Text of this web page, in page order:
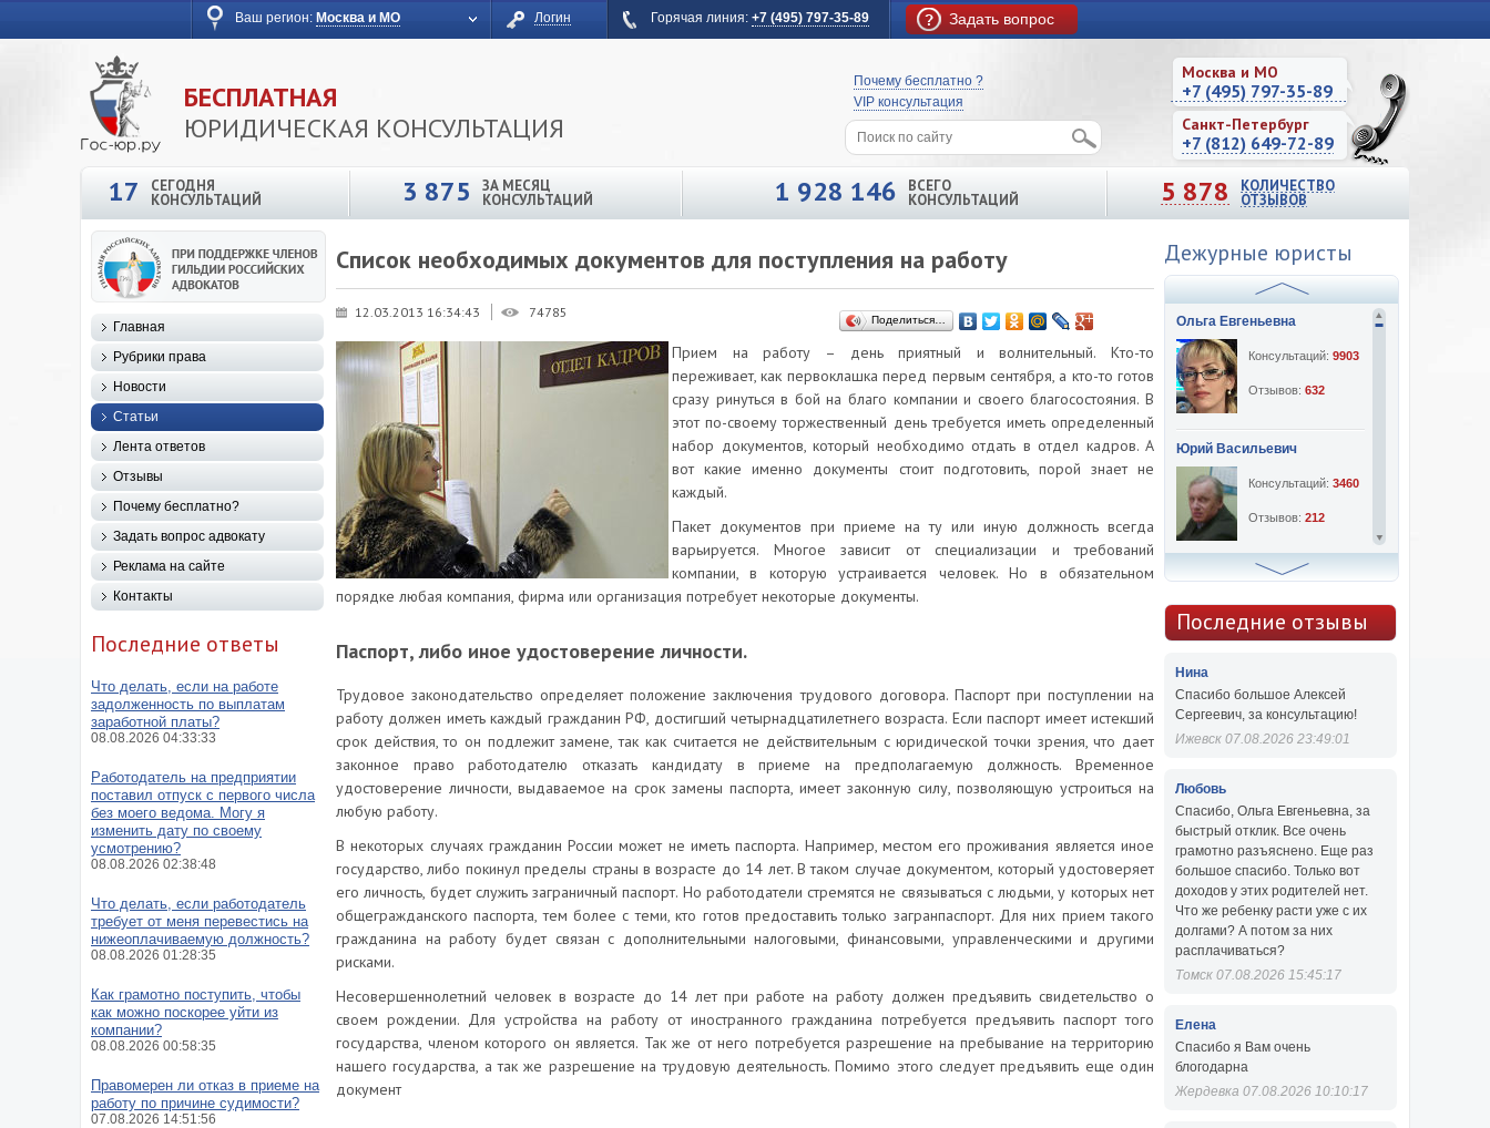
Ваш регион: Москва и МО Логин Горячая линия: +7 (495) 797-35-89 Задать вопрос
БЕСПЛАТНАЯ
ЮРИДИЧЕСКАЯ КОНСУЛЬТАЦИЯ
Москва и МО
+7 (495) 797-35-89
Санкт-Петербург
+7 (812) 649-72-89
Почему бесплатно ?
VIP консультация
17 СЕГОДНЯ
КОНСУЛЬТАЦИЙ 3 875 ЗА МЕСЯЦ
КОНСУЛЬТАЦИЙ 1 928 146 ВСЕГО
КОНСУЛЬТАЦИЙ 5 878 КОЛИЧЕСТВО
ОТЗЫВОВ
Список необходимых документов для поступления на работу
12.03.2013 16:34:43 74785 Поделиться…
Прием на работу – день приятный и волнительный. Кто-то
переживает, как первоклашка перед первым сентября, а кто-то готов
сразу ринуться в бой на благо компании и своего благосостояния. В
этот по-своему торжественный день требуется иметь определенный
набор документов, который необходимо отдать в отдел кадров. А
вот какие именно документы стоит подготовить, порой знает не
каждый.
Пакет документов при приеме на ту или иную должность всегда
варьируется. Многое зависит от специализации и требований
компании, в которую устраивается человек. Но в обязательном
порядке любая компания, фирма или организация потребует некоторые документы.
Паспорт, либо иное удостоверение личности.
Трудовое законодательство определяет положение заключения трудового договора. Паспорт при поступлении на
работу должен иметь каждый гражданин РФ, достигший четырнадцатилетнего возраста. Если паспорт имеет истекший
срок действия, то он подлежит замене, так как считается не действительным с юридической точки зрения, что дает
законное право работодателю отказать кандидату в приеме на предполагаемую должность. Временное
удостоверение личности, выдаваемое на срок замены паспорта, имеет законную силу, позволяющую устроиться на
любую работу.
В некоторых случаях гражданин России может не иметь паспорта. Например, местом его проживания является иное
государство, либо покинул пределы страны в возрасте до 14 лет. В таком случае документом, который удостоверяет
его личность, будет служить заграничный паспорт. Но работодатели стремятся не связываться с людьми, у которых нет
общегражданского паспорта, тем более с теми, кто готов предоставить только загранпаспорт. Для них прием такого
гражданина на работу будет связан с дополнительными налоговыми, финансовыми, управленческими и другими
рисками.
Несовершеннолетний человек в возрасте до 14 лет при работе на работу должен предъявить свидетельство о
своем рождении. Для устройства на работу от иностранного гражданина потребуется предъявить паспорт того
государства, членом которого он является. Так же от него потребуется разрешение на пребывание на территорию
нашего государства, а так же разрешение на трудовую деятельность. Помимо этого следует предъявить еще один
документ
Главная
Рубрики права
Новости
Статьи
Лента ответов
Отзывы
Почему бесплатно?
Задать вопрос адвокату
Реклама на сайте
Контакты
Последние ответы
Что делать, если на работе
задолженность по выплатам
заработной платы?
08.08.2026 04:33:33
Работодатель на предприятии
поставил отпуск с первого числа
без моего ведома. Могу я
изменить дату по своему
усмотрению?
08.08.2026 02:38:48
Что делать, если работодатель
требует от меня перевестись на
нижеоплачиваемую должность?
08.08.2026 01:28:35
Как грамотно поступить, чтобы
как можно поскорее уйти из
компании?
08.08.2026 00:58:35
Правомерен ли отказ в приеме на
работу по причине судимости?
07.08.2026 14:51:56
Дежурные юристы
Ольга Евгеньевна
Консультаций: 9903
Отзывов: 632
Юрий Васильевич
Консультаций: 3460
Отзывов: 212
Алексей Сергеевич
Отзывов:47
Последние отзывы
Нина
Спасибо большое Алексей
Сергеевич, за консультацию!
Ижевск 07.08.2026 23:49:01
Любовь
Спасибо, Ольга Евгеньевна, за
быстрый отклик. Все очень
грамотно разъяснено. Еще раз
большое спасибо. Только вот
доходов у этих родителей нет.
Что же ребенку расти уже с их
долгами? А потом за них
расплачиваться?
Томск 07.08.2026 15:45:17
Елена
Спасибо я Вам очень
блогодарна
Жердевка 07.08.2026 10:10:17